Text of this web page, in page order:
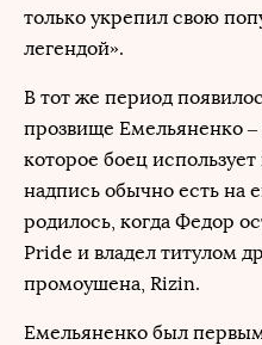
только укрепил свою
легендой».
В тот же период
прозвище Емельяненко
которое боец
надпись обычно есть на
родилось, когда Федор
Pride и владел титулом
промоушена, Rizin.
Емельяненко был